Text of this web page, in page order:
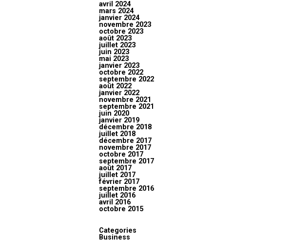
avril 2024
mars 2024
janvier 2024
novembre 2023
octobre 2023
août 2023
juillet 2023
juin 2023
mai 2023
janvier 2023
octobre 2022
septembre 2022
août 2022
janvier 2022
novembre 2021
septembre 2021
juin 2020
janvier 2019
décembre 2018
juillet 2018
décembre 2017
novembre 2017
octobre 2017
septembre 2017
août 2017
juillet 2017
février 2017
septembre 2016
juillet 2016
avril 2016
octobre 2015
Categories
Business